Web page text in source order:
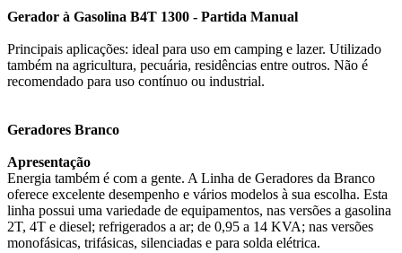
Gerador à Gasolina B4T 1300 - Partida Manual
Principais aplicações: ideal para uso em camping e lazer. Utilizado
também na agricultura, pecuária, residências entre outros. Não é
recomendado para uso contínuo ou industrial.
Geradores Branco
Apresentação
Energia também é com a gente. A Linha de Geradores da Branco
oferece excelente desempenho e vários modelos à sua escolha. Esta
linha possui uma variedade de equipamentos, nas versões a gasolina
2T, 4T e diesel; refrigerados a ar; de 0,95 a 14 KVA; nas versões
monofásicas, trifásicas, silenciadas e para solda elétrica.